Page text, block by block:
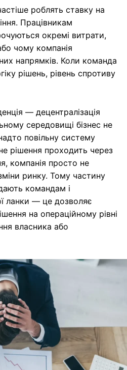
роблять ставку на
Працівникам
окремі витрати,
чому компанія
напрямків. Коли команда
рішень, рівень спротиву
— децентралізація
середовищі бізнес не
повільну систему
рішення проходить через
компанія просто не
ринку. Тому частину
командам і
ланки — це дозволяє
на операційному рівні
власника або